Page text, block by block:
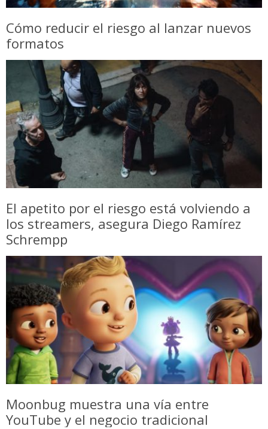
Cómo reducir el riesgo al lanzar nuevos
formatos
El apetito por el riesgo está volviendo a
los streamers, asegura Diego Ramírez
Schrempp
Moonbug muestra una vía entre
YouTube y el negocio tradicional